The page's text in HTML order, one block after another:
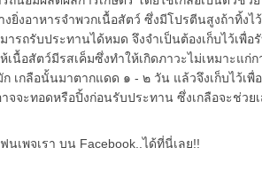
งยิ่งอาหารจำพวกเนื้อสัตว์ ซึ่งมีโปรตีนสูงถ้าทิ้ง
ารถรับประทานได้หมด จึงจำเป็นต้องเก็บไว้เพื่
ห้เนื้อสัตว์มีรสเค็มซึ่งทำให้เกิดภาวะไม่เหมาะแ
ก เกลือนั้นมาตากแดด ๑ - ๒ วัน แล้วจึงเก็บไว้
าจจะทอดหรือปิ้งก่อนรับประทาน ซึ่งเกลือจะช่ว
นเพจเรา บน Facebook..ได้ที่นี่เลย!!